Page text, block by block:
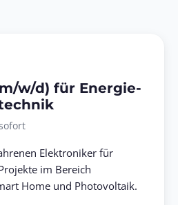
w/d) für Energie-
Elektroniker für
im Bereich
Home und Photovoltaik.